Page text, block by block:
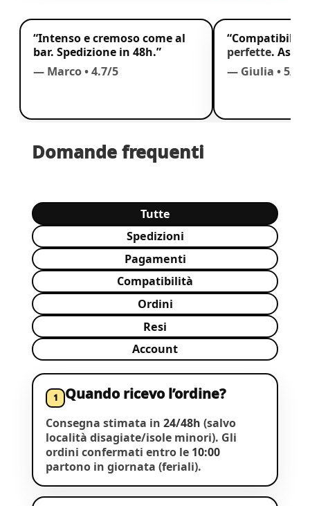
“Intenso e cremoso come al
bar. Spedizione in 48h.”
— Marco • 4.7/5
“Compatibili
perfette.
— Giulia • 5/5
Domande frequenti
Tutte
Spedizioni
Pagamenti
Compatibilità
Ordini
Resi
Account
1 Quando ricevo l’ordine?
Consegna stimata in 24/48h (salvo
località disagiate/isole minori). Gli
ordini confermati entro le 10:00
partono in giornata (feriali).